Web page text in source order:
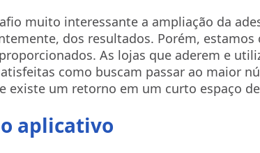
muito interessante a ampliação da
dos resultados. Porém,
As lojas que aderem e
como buscam passar ao maior
existe um retorno em um curto espaço
aplicativo